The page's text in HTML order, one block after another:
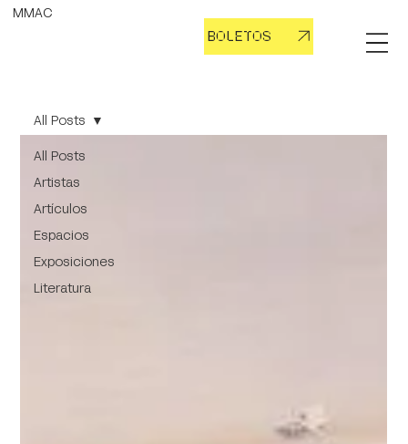
BOLETOS
MMAC
All Posts
Artistas
Artículos
Espacios
Exposiciones
Literatura
All Posts